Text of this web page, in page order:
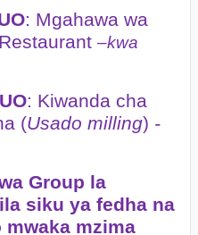
: Mgahawa wa
–kwa
: Kiwanda cha
(Usado milling) -
Group la
siku ya fedha na
mzima